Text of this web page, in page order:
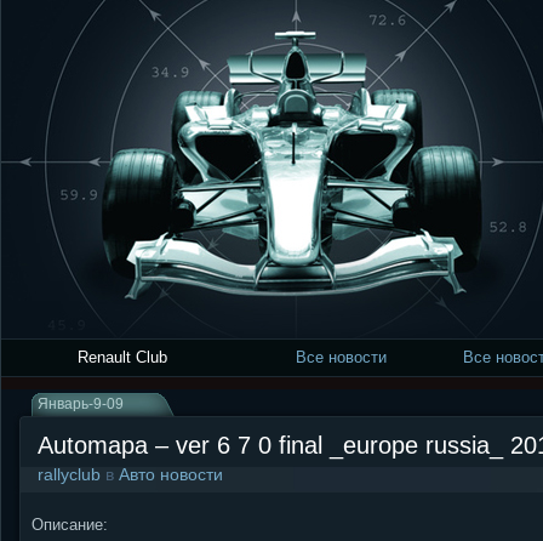
Renault Club Все новости Все
Январь-9-09
Automapa – ver 6 7 0 final _europe russia_
rallyclub в Авто новости
Описание: